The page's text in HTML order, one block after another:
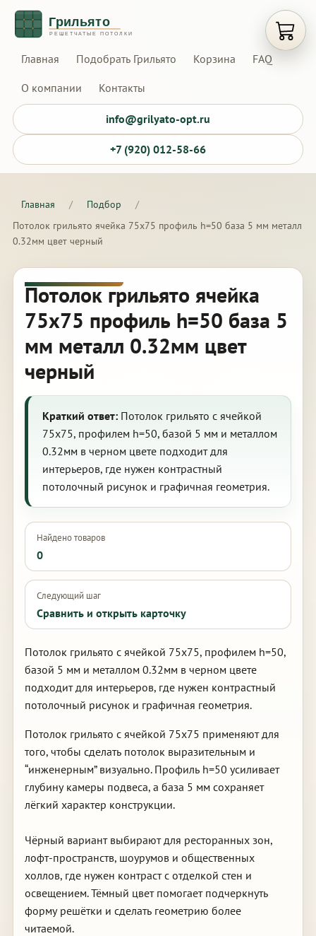
Главная Подобрать Грильято Корзина FAQ
О компании Контакты
info@grilyato-opt.ru
+7 (920) 012-58-66
Главная / Подбор
/
Потолок грильято ячейка 75х75 профиль h=50 база 5 мм металл
0.32мм цвет черный
Потолок грильято ячейка
75х75 профиль h=50 база 5
мм металл 0.32мм цвет
черный
Краткий ответ:Потолок грильято с ячейкой
75х75, профилем h=50, базой 5 мм и металлом
0.32мм в черном цвете подходит для
интерьеров, где нужен контрастный
потолочный рисунок и графичная геометрия.
Найдено товаров
0
Следующий шаг
Сравнить и открыть карточку
Потолок грильято с ячейкой 75х75, профилем h=50,
базой 5 мм и металлом 0.32мм в черном цвете
подходит для интерьеров, где нужен контрастный
потолочный рисунок и графичная геометрия.
Потолок грильято с ячейкой 75х75 применяют для
того, чтобы сделать потолок выразительным и
“инженерным” визуально. Профиль h=50 усиливает
глубину камеры подвеса, а база 5 мм сохраняет
лёгкий характер конструкции.
Чёрный вариант выбирают для ресторанных зон,
лофт-пространств, шоурумов и общественных
холлов, где нужен контраст с отделкой стен и
освещением. Тёмный цвет помогает подчеркнуть
форму решётки и сделать геометрию более
читаемой.